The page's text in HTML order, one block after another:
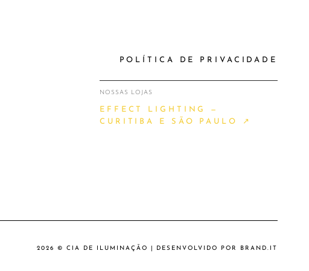
POLÍTICA DE PRIVACIDADE
NOSSAS LOJAS
EFFECT LIGHTING —
CURITIBA E SÃO PAULO ↗
2026 © CIA DE ILUMINAÇÃO | DESENVOLVIDO POR BRAND.IT